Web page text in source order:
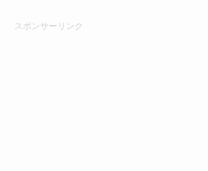
スポンサーリンク